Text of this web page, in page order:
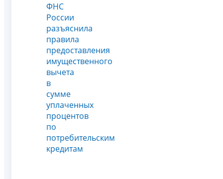
ФНС
России
разъяснила
правила
предоставления
имущественного
вычета
в
сумме
уплаченных
процентов
по
потребительским
кредитам